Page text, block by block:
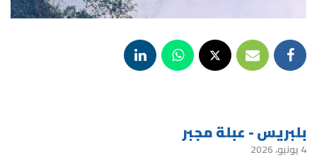
بلبريس - عبلة مجبر
4 يونيو، 2026